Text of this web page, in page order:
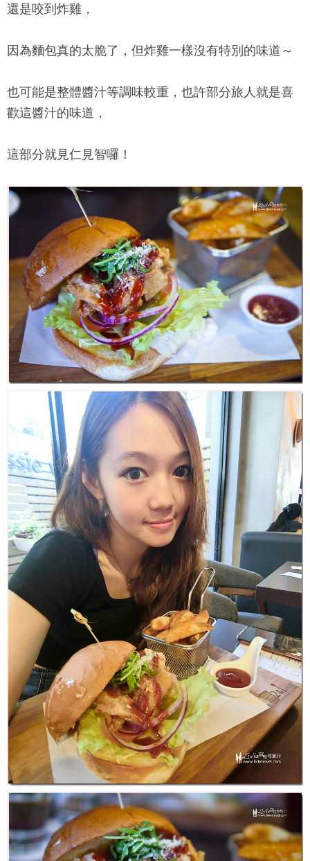
還是咬到炸雞，
因為麵包真的太脆了，但炸雞一樣沒有特別的味道～
也可能是整體醬汁等調味較重，也許部分旅人就是喜
歡這醬汁的味道，
這部分就見仁見智囉！